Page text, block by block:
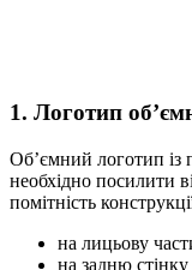
1. Логотип
Об’ємний логотип із
необхідно посилити
помітність
на лицьову
на задню стінку